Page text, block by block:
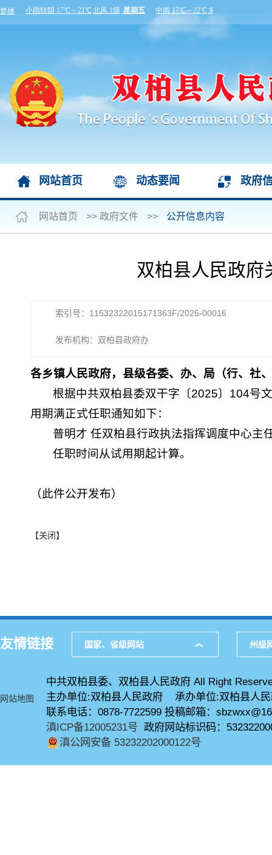
网站首页 动态要闻 政府
网站首页 >> 政府文件 >> 公开信息内容
双柏县人民政府
索引号：11532322015171363F/2025-00016
发布机构：双柏县政府办
各乡镇人民政府，县级各委、办、局（行、社
根据中共双柏县委双干字〔2025〕104号
用期满正式任职通知如下：
普明才 任双柏县行政执法指挥调度中心主
任职时间从试用期起计算。
（此件公开发布）
【关闭】
友情链接 国家、省级网站 州级
网站地图
中共双柏县委、双柏县人民政府 All Right
主办单位:双柏县人民政府 承办单位:双柏县人
联系电话：0878-7722599 投稿邮箱：
滇ICP备12005231号 政府网站标识码：
滇公网安备 53232202000122号